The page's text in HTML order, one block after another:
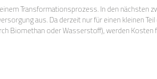
Kartellrecht Europarecht
Transformationsprozess. In den nächsten
aus. Da derzeit nur für einen kleinen
Biomethan oder Wasserstoff), werden